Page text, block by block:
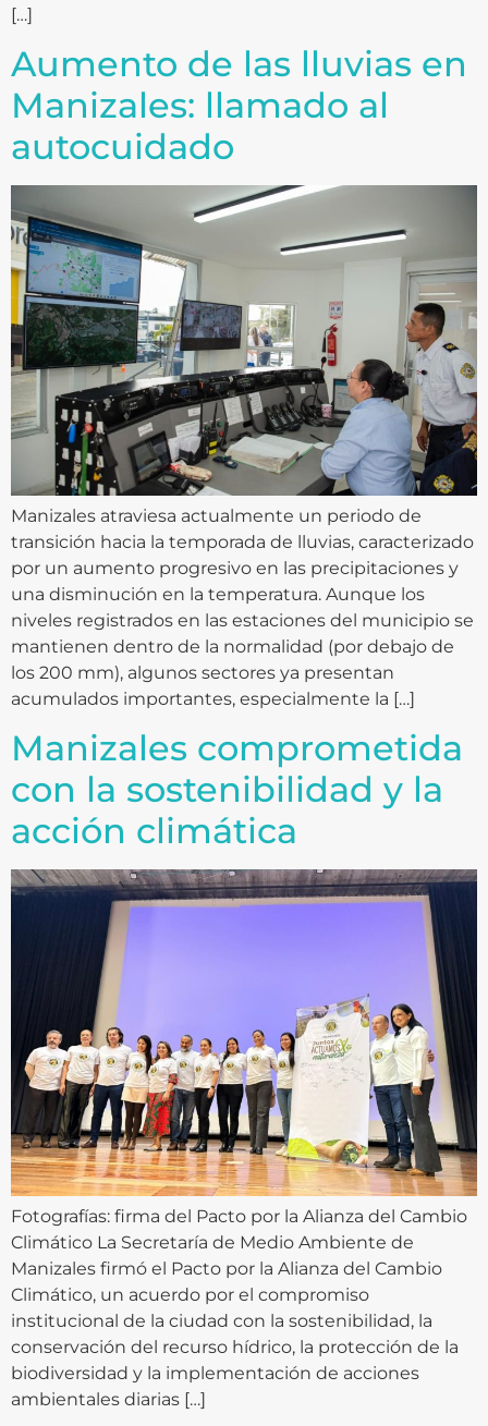
[…]
Aumento de las lluvias en
Manizales: llamado al
autocuidado
Manizales atraviesa actualmente un periodo de
transición hacia la temporada de lluvias, caracterizado
por un aumento progresivo en las precipitaciones y
una disminución en la temperatura. Aunque los
niveles registrados en las estaciones del municipio se
mantienen dentro de la normalidad (por debajo de
los 200 mm), algunos sectores ya presentan
acumulados importantes, especialmente la […]
Manizales comprometida
con la sostenibilidad y la
acción climática
Fotografías: firma del Pacto por la Alianza del Cambio
Climático La Secretaría de Medio Ambiente de
Manizales firmó el Pacto por la Alianza del Cambio
Climático, un acuerdo por el compromiso
institucional de la ciudad con la sostenibilidad, la
conservación del recurso hídrico, la protección de la
biodiversidad y la implementación de acciones
ambientales diarias […]